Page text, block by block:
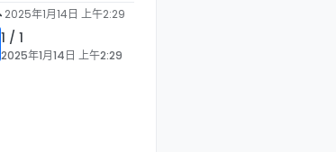
2025年1月14日 上午2:29
1 / 1
2025年1月14日 上午2:29